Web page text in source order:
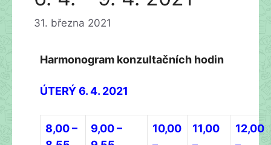
31. března 2021
Harmonogram konzultačních hodin
ÚTERÝ 6. 4. 2021
8,00 –
9,00 –
10,00
11,00
12,00